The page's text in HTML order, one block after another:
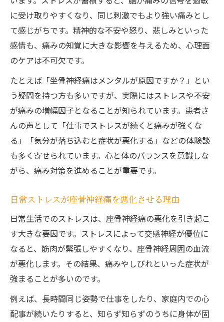
に受け取りやすくなり、同じ刺激でもより強い痛みとし
て感じがちです。精神的な不安や怒り、悲しみといった
感情も、痛みの知覚に大きな影響を与えるため、心理面
のケアは不可欠です。
たとえば「坐骨神経痛はメンタルが原因ですか？」とい
う疑問を持つ方も多いですが、実際にはストレスや不安
が痛みの増幅因子となることが知られています。患者さ
んの声として「仕事でストレスが続くと痛みが強くな
る」「気分が落ち込むと症状が悪化する」などの体験談
も多く寄せられています。心と体のバランスを意識しな
がら、痛み対策を進めることが重要です。
日常ストレスが座骨神経痛を悪化させる理由
日常生活でのストレスは、座骨神経痛の悪化を引き起こ
す大きな要因です。ストレスによって交感神経が優位に
なると、筋肉が緊張しやすくなり、座骨神経周囲の血流
が悪化します。その結果、痛みやしびれといった症状が
強まることが多いのです。
例えば、長時間同じ姿勢で仕事をしたり、家庭内での心
配事が続いたりすると、知らず知らずのうちに身体が固